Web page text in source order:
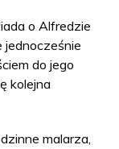
o Alfredzie
jednocześnie
do jego
kolejna
malarza,